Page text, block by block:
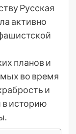
Русская
активно
планов и
во время
и
в историю